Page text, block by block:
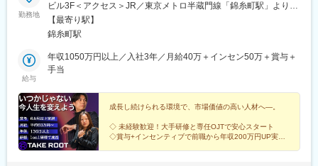
勤務地
ビル3F＜アクセス＞JR／東京メトロ半蔵門線「錦糸町駅」より徒
歩4分【実はアクセス便利！】渋谷駅から30分程度、新宿から20
分、東京駅から8分と、かなりアクセス抜群！な錦糸町駅。通勤に
り※その他勤務地：埼玉県／千葉県／神奈川県等、本社に通える方
も大歓迎です！
【最寄り駅】
錦糸町駅
給与
年収1050万円以上／入社3年／月給40万＋インセン50万＋賞与＋
手当
成長し続けられる環境で、市場価値の高い人材へ―。
◇ 未経験歓迎！大手研修と専任OJTで安心スタート
◇賞与+インセンティブで前職から年収200万円UP実績